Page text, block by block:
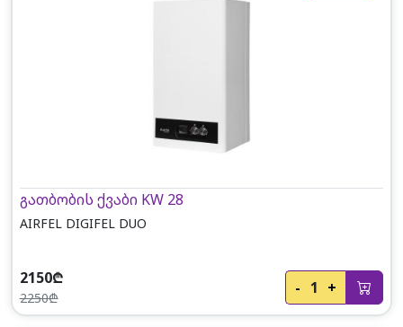
გათბობის ქვაბი KW 28
AIRFEL DIGIFEL DUO
2150₾
2250₾
- 1 +